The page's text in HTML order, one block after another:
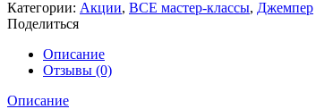
мастер-
класс
для
спиц
Категории: Акции, ВСЕ мастер-классы, Джемпер
Поделиться
Описание
Отзывы (0)
Описание